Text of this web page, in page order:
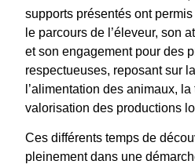
supports présentés ont
le parcours de l’éleveur, son
et son engagement pour des
respectueuses, reposant sur
l’alimentation des animaux,
valorisation des productions
Ces différents temps de
pleinement dans une